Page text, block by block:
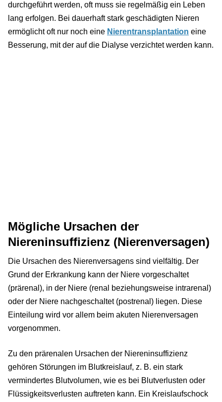
durchgeführt werden, oft muss sie regelmäßig ein Leben
lang erfolgen. Bei dauerhaft stark geschädigten Nieren
ermöglicht oft nur noch eine Nierentransplantation eine
Besserung, mit der auf die Dialyse verzichtet werden kann.
Mögliche Ursachen der
Niereninsuffizienz (Nierenversagen)
Die Ursachen des Nierenversagens sind vielfältig. Der
Grund der Erkrankung kann der Niere vorgeschaltet
(prärenal), in der Niere (renal beziehungsweise intrarenal)
oder der Niere nachgeschaltet (postrenal) liegen. Diese
Einteilung wird vor allem beim akuten Nierenversagen
vorgenommen.
Zu den prärenalen Ursachen der Niereninsuffizienz
gehören Störungen im Blutkreislauf, z. B. ein stark
vermindertes Blutvolumen, wie es bei Blutverlusten oder
Flüssigkeitsverlusten auftreten kann. Ein Kreislaufschock